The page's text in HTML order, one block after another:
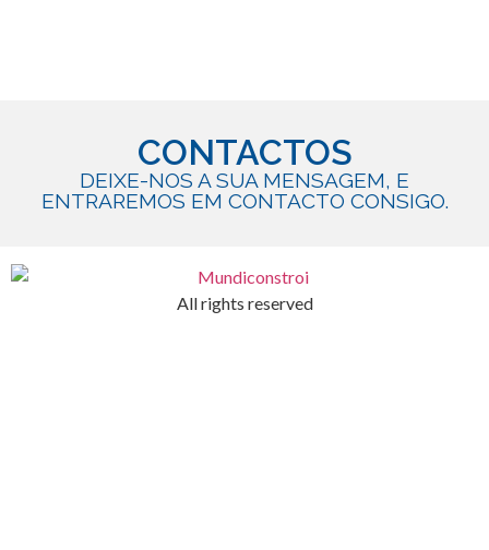
CONTACTOS
DEIXE-NOS A SUA MENSAGEM, E
ENTRAREMOS EM CONTACTO CONSIGO.
All rights reserved